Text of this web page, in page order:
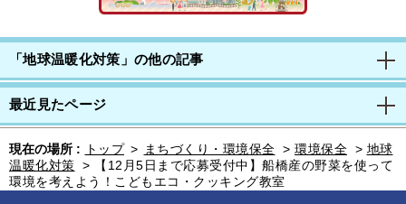
「地球温暖化対策」の他の記事
最近見たページ
現在の場所 : トップ > まちづくり・環境保全 > 環境保全 > 地球
温暖化対策 >
【12月5日まで応募受付中】船橋産の野菜を使って
環境を考えよう！こどもエコ・クッキング教室